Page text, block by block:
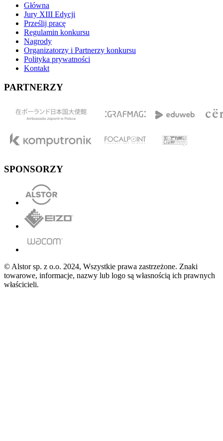
Główna
Jury XIII Edycji
Prześlij pracę
Regulamin konkursu
Nagrody
Organizatorzy i Partnerzy konkursu
Polityka prywatności
Kontakt
PARTNERZY
SPONSORZY
© Alstor sp. z o.o. 2024, Wszystkie prawa zastrzeżone. Znaki
towarowe, informacje, nazwy lub logo są własnością ich prawnych
właścicieli.